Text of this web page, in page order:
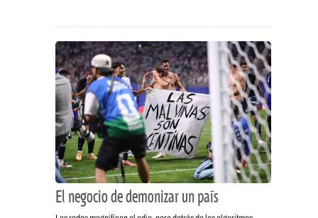
El negocio de demonizar un país